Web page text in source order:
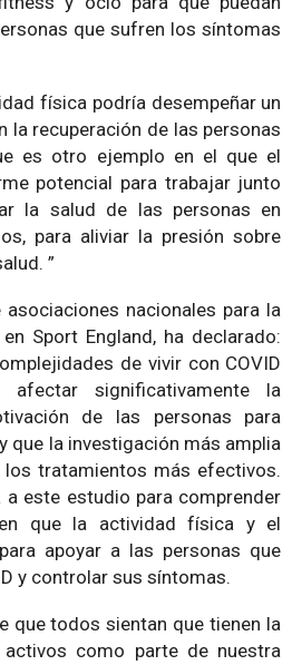
que sufren los síntomas
física podría desempeñar un
la recuperación de las personas
es otro ejemplo en el que el
potencial para trabajar junto
la salud de las personas en
para aliviar la presión sobre
”
nacionales para la
Sport England, ha declarado:
de vivir con COVID
afectar significativamente la
de las personas para
que la investigación más amplia
los tratamientos más efectivos.
a este estudio para comprender
que la actividad física y el
apoyar a las personas que
y controlar sus síntomas.
que todos sientan que tienen la
como parte de nuestra